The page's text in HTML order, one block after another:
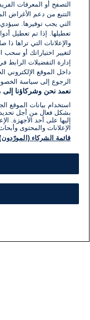
اكتب تعليقًا
التصفح أو المعرفات
التتبع من دعم الأغراض
التي يجب توفيرها.
تعطيلها. إذا تم تعطيل
والإعلانات التي تراها
لتغيير اختياراتك أو
إدارة التفضيلات
داخل الموقع الإلكتروني
الرجوع إلى سياسة
نعمد نحن وشركاؤنا إلى
استخدام بيانات الموقع
بشكل فعال من أجل تحديد
إليها على أحد الأجهزة.
الإعلانات والمحتوى
قائمة الشركاء